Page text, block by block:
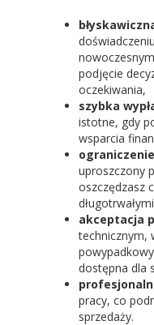
podjęcie
oczekiwania,
szybka
istotne, gdy
wsparcia
uproszczony
oszczędzasz
akceptacja
technicznym,
dostępna dla
pracy, co
sprzedaży.